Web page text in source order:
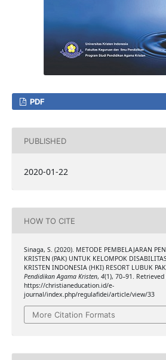
PDF
PUBLISHED
2020-01-22
HOW TO CITE
Sinaga, S. (2020). METODE PEMBELAJARAN
KRISTEN (PAK) UNTUK KELOMPOK
KRISTEN INDONESIA (HKI) RESORT LUBUK
Pendidikan Agama Kristen, 4(1), 70–91.
https://christianeducation.id/e-
journal/index.php/regulafidei/article/view/33
More Citation Formats